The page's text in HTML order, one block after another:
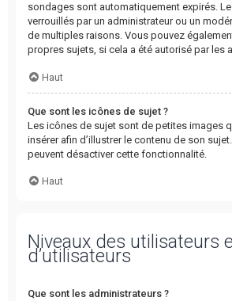
sondages sont automatiquement expirés.
verrouillés par un administrateur ou un
de multiples raisons. Vous pouvez
propres sujets, si cela a été autorisé par les
Haut
Que sont les icônes de sujet ?
Les icônes de sujet sont de petites images
insérer afin d’illustrer le contenu de son
peuvent désactiver cette fonctionnalité.
Haut
Niveaux des utilisateurs
d’utilisateurs
Que sont les administrateurs ?